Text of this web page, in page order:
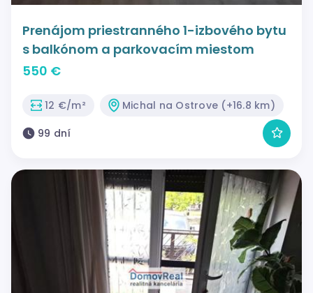
Prenájom priestranného 1-izbového bytu
s balkónom a parkovacím miestom
550 €
12 €/m²
Michal na Ostrove (+16.8 km)
99 dní